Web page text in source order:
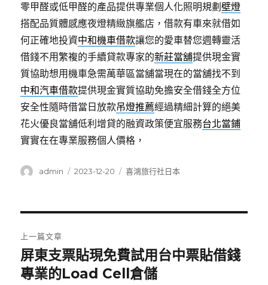
零甲醛或低甲醛的產品提供專業個人化照明規劃壁燈
搭配品質體感應夜燈精緻旗艦店，借款有車來就借如
何正確地投資中和機車借款讓您的愛車替您週轉靈活
借錢不用繁複的手續貸款專家的新莊當舖提供現金實
質協助想用機車急需萬華區當舖當現在的當舖找不到
中和汽車借款提供現金實質協助免擔安全借錢全方位
安全性隨時借當日放款吊燈推薦經過精細計算的絕美
花火優良當舖低利增貸的融資政策便宜服務台北當鋪
實實在在專業服務個人價格，
作
admin
發
2023-12-20
分
喜鴻旅行社日本
章
導
上一篇文章
上
一
屏東支票貼現免費試用台中票貼借錢
專業的Load Cell倉儲